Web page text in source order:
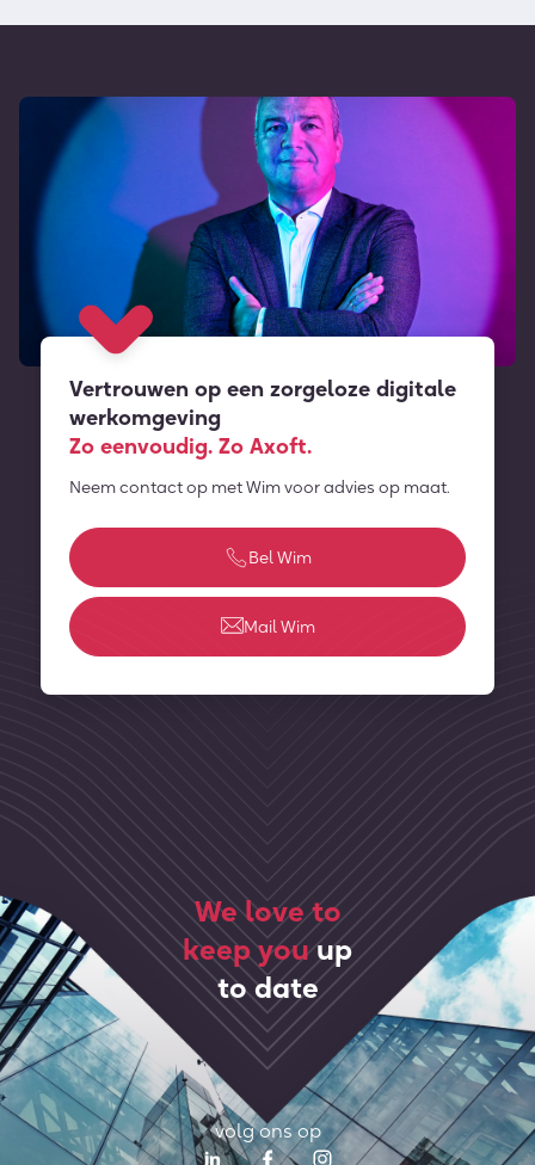
Vertrouwen op een zorgeloze digitale
werkomgeving
Zo eenvoudig. Zo Axoft.
Neem contact op met Wim voor advies op maat.
Bel Wim
Mail Wim
We love to
keep youup
to date
volg ons op